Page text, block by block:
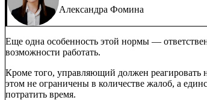
Александра Фомина
Еще одна особенность этой нормы —
возможности работать.
Кроме того, управляющий должен реагировать
этом не ограничены в количестве жалоб, а
потратить время.